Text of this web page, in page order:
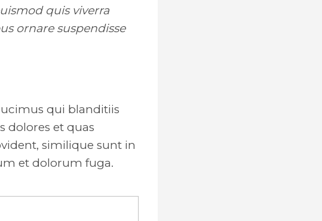
quis viverra
ornare suspendisse
qui blanditiis
dolores et quas
similique sunt in
et dolorum fuga.